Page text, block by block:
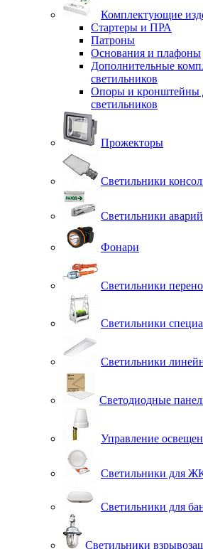
Комплектующие
Стартеры и ПРА
Патроны
Основания и плафоны
Дополнительные
светильников
Опоры и кронштейны
светильников
Прожекторы
Светильники
Светильники
Фонари
Светильники
Светильники
Светильники
Светодиодные
Управление
Светильники для
Светильники для
Светильники